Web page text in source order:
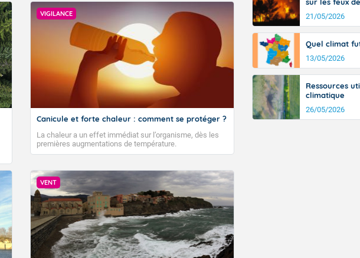
Fermer
VIGILANCE
Canicule et forte chaleur : comment se protéger ?
La chaleur a un effet immédiat sur l’organisme, dès les
premières augmentations de température.
VENT
21/05/2026
Quel climat
13/05/2026
Ressources
climatique
26/05/2026